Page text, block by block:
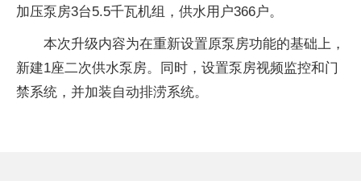
加压泵房3台5.5千瓦机组，供水用户366户。
本次升级内容为在重新设置原泵房功能的基础上，
新建1座二次供水泵房。同时，设置泵房视频监控和门
禁系统，并加装自动排涝系统。